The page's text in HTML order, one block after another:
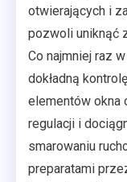
otwierających i
pozwoli uniknąć
Co najmniej raz
dokładną
elementów okna
regulacji i
smarowaniu
preparatami